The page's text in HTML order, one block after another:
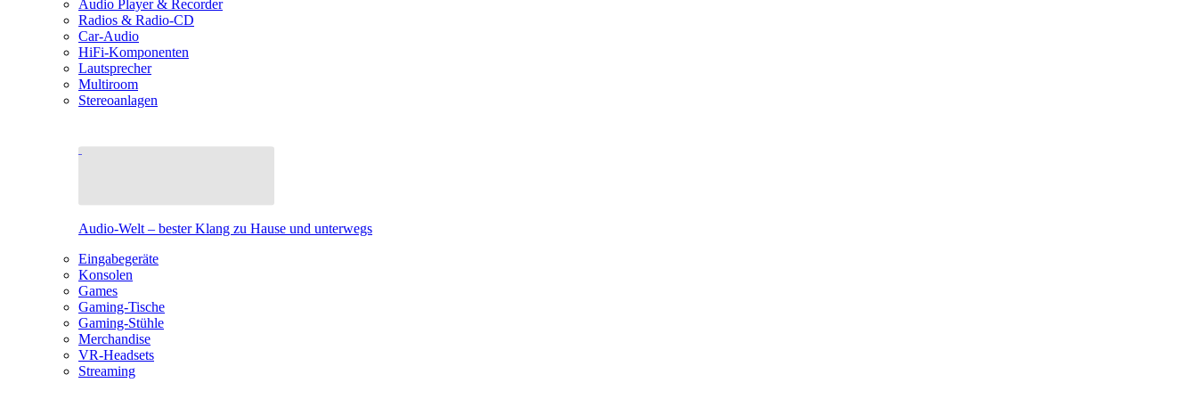
Audio Player & Recorder
Radios & Radio-CD
Car-Audio
HiFi-Komponenten
Lautsprecher
Multiroom
Stereoanlagen
Audio-Welt – bester Klang zu Hause und unterwegs
Eingabegeräte
Konsolen
Games
Gaming-Tische
Gaming-Stühle
Merchandise
VR-Headsets
Streaming